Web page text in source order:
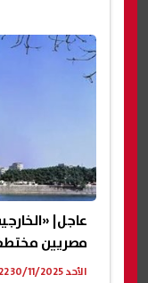
مصريين
الأحد 30/11/2025 01:22 م